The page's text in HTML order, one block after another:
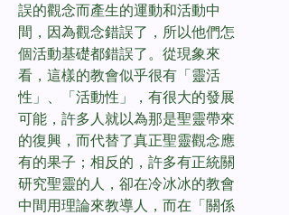
誤的觀念而產生的運動和活動中
間，因為觀念錯誤了，所以他們怎
個活動基礎都錯誤了。從現象來
看，這樣的教會似乎很有「靈活
性」、「活動性」，有很大的發展
可能，許多人就以為那是聖靈帶來
的復興，而代替了真正聖靈觀念應
有的果子；相反的，許多有正統關
研究聖靈的人，卻在冷冰冰的教會
中間用理論來教導人，而在「關係